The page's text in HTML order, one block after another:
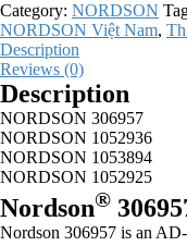
Category: NORDSON
NORDSON Việt Nam,
Description
Reviews (0)
Description
NORDSON 306957
NORDSON 1052936
NORDSON 1053894
NORDSON 1052925
Nordson®
Nordson 306957 is an